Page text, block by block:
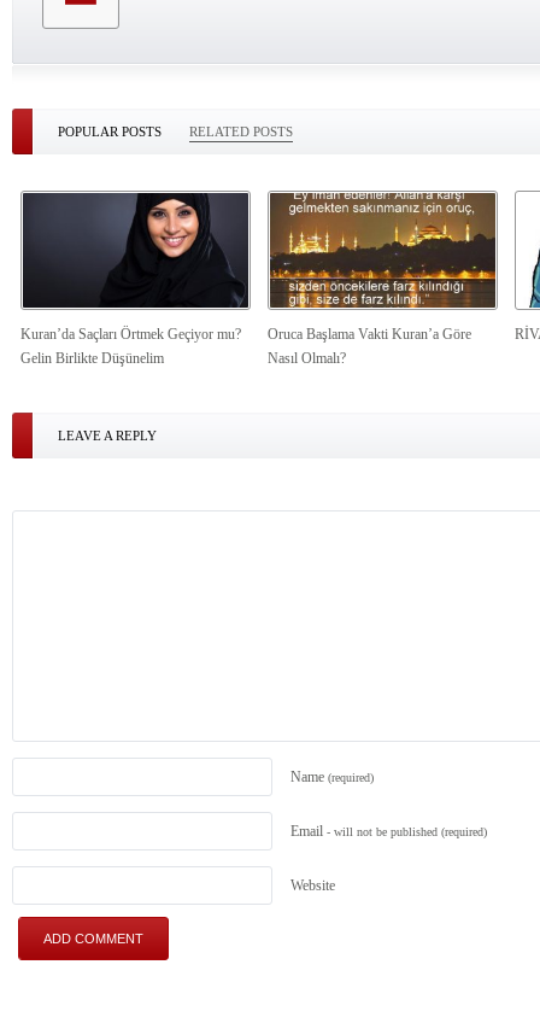
POPULAR POSTS RELATED POSTS
Kuran’da Saçları Örtmek Geçiyor mu?
Gelin Birlikte Düşünelim
Oruca Başlama Vakti Kuran’a Göre
Nasıl Olmalı?
LEAVE A REPLY
Name (required)
Email - will not be published (required)
Website